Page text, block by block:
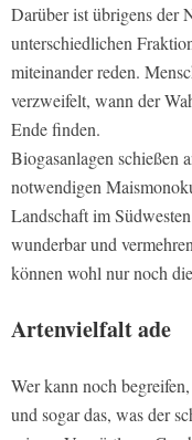
Darüber ist übrigens der
unterschiedlichen
miteinander reden.
verzweifelt, wann der
Ende finden.
Biogasanlagen schießen
notwendigen
Landschaft im
wunderbar und
können wohl nur noch
Artenvielfalt ade
Wer kann noch
und sogar das, was der